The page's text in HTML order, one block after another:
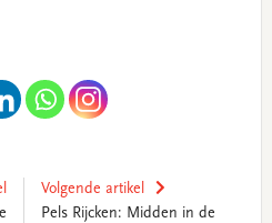
Volgende artikel
Pels Rijcken: Midden in de